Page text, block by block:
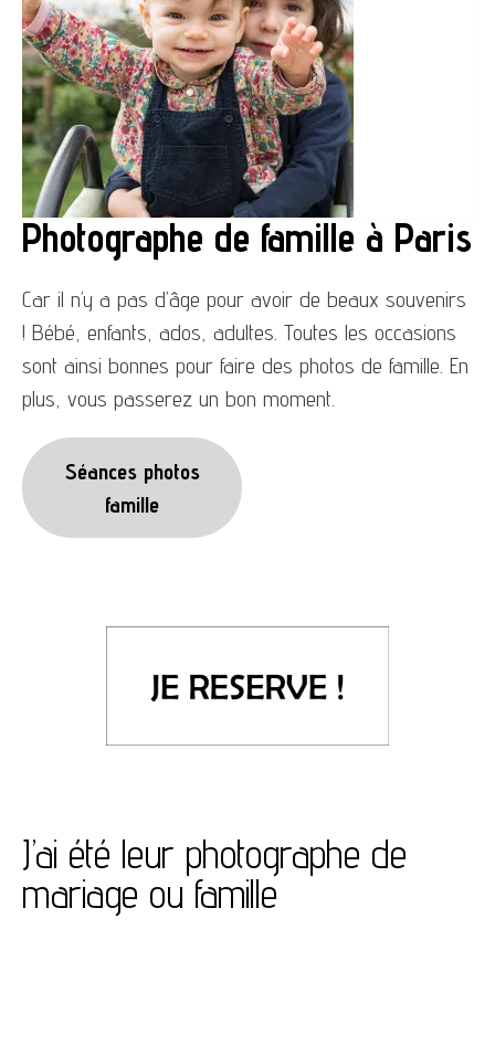
Photographe de famille à Paris
Car il n’y a pas d’âge pour avoir de beaux souvenirs
! Bébé, enfants, ados, adultes. Toutes les occasions
sont ainsi bonnes pour faire des photos de famille. En
plus, vous passerez un bon moment.
Séances photos
famille
J’ai été leur photographe de
mariage ou famille